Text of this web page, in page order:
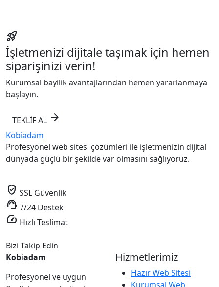
rocket_launch
İşletmenizi dijitale taşımak için hemen
siparişinizi verin!
Kurumsal bayilik avantajlarından hemen yararlanmaya
başlayın.
TEKLİF AL arrow_forward
Kobiadam
Profesyonel web sitesi çözümleri ile işletmenizin dijital
dünyada güçlü bir şekilde var olmasını sağlıyoruz.
verified_user SSL Güvenlik
support_agent 7/24 Destek
speed Hızlı Teslimat
Bizi Takip Edin
Kobiadam
Profesyonel ve uygun
Hizmetlerimiz
Hazır Web Sitesi
Kurumsal Web